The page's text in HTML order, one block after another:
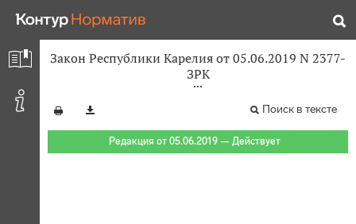
Закон Республики Карелия от 05.06.2019 N 2377-
ЗРК
Поиск в тексте
Редакция от 05.06.2019 — Действует